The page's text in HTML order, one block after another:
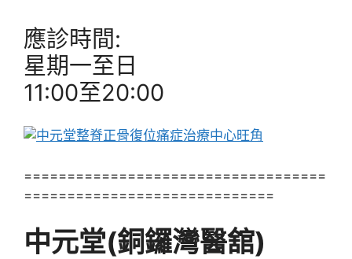
應診時間:
星期一至日
11:00至20:00
===================================
=============================
中元堂(銅鑼灣醫舘)